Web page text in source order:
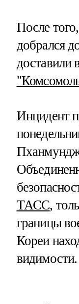
После
добрался
доставили
Инцидент
ТАСС,
границы
Кореи
видимости.